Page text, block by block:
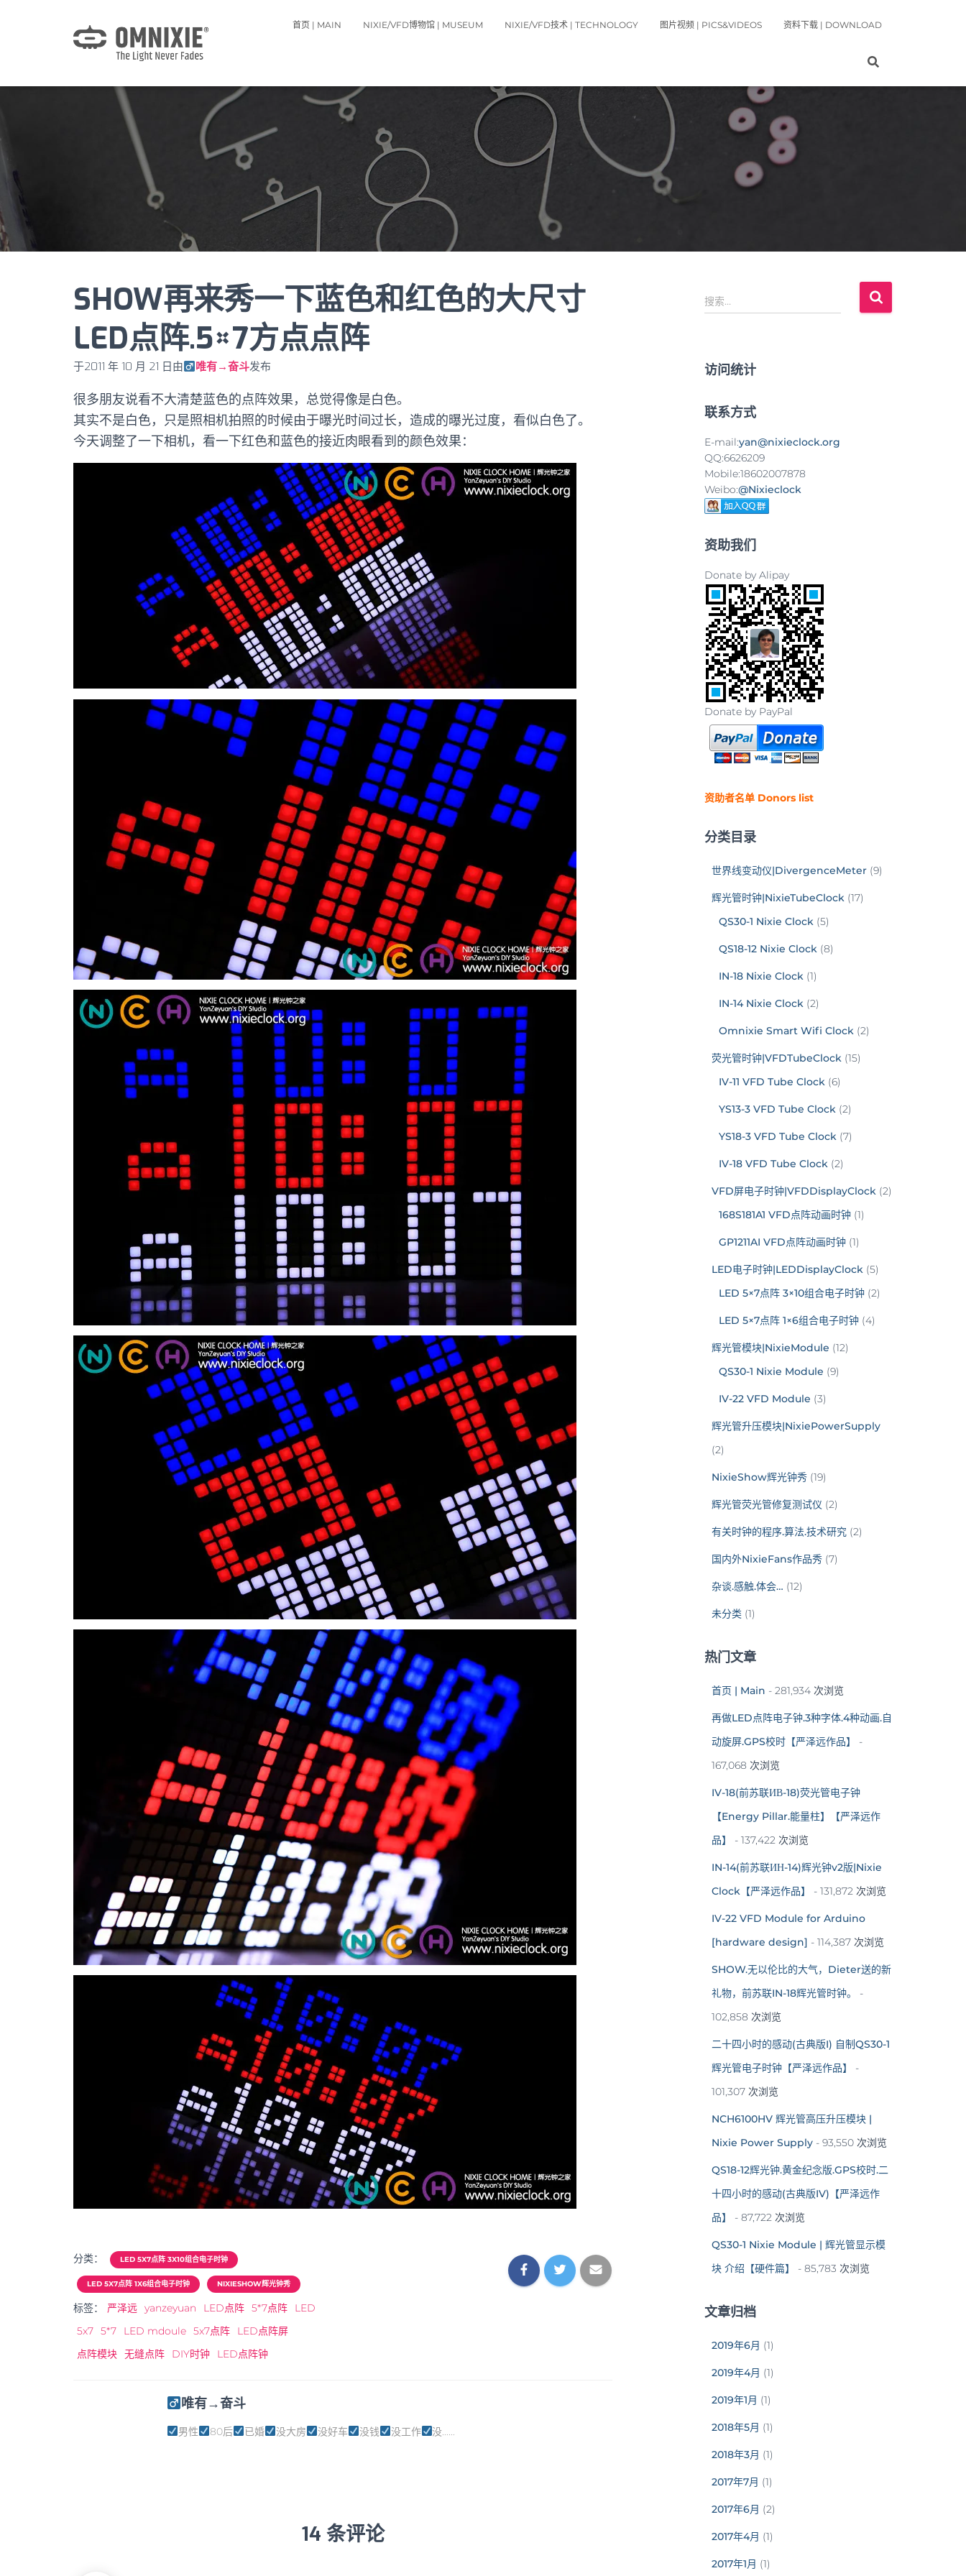
首页 | MAIN NIXIE/VFD博物馆 | MUSEUM NIXIE/VFD技术 | TECHNOLOGY 图片视频 | PICS&VIDEOS 资料下载 | DOWNLOAD
SHOW再来秀一下蓝色和红色的大尺寸
LED点阵.5×7方点点阵
于2011 年 10 月 21 日 由 唯有→奋斗发布
很多朋友说看不大清楚蓝色的点阵效果，总觉得像是白色。
其实不是白色，只是照相机拍照的时候由于曝光时间过长，造成的曝光过度，看似白色了。
今天调整了一下相机，看一下红色和蓝色的接近肉眼看到的颜色效果：
分类： LED 5X7点阵 3X10组合电子时钟
LED 5X7点阵 1X6组合电子时钟 NIXIESHOW辉光钟秀
标签： 严泽远 yanzeyuan LED点阵 5*7点阵
LED
5x7 5*7 LED mdoule 5x7点阵
LED点阵屏
点阵模块 无缝点阵 DIY时钟 LED点阵钟
唯有→奋斗
男性 80后 已婚 没大房 没好车 没钱 没工作 没......
14 条评论
搜
索
搜索…
访问统计
联系方式
E-mail:yan@nixieclock.org
QQ:6626209
Mobile:18602007878
Weibo:@Nixieclock
资助我们
Donate by Alipay
Donate by PayPal
资助者名单 Donors list
分类目录
世界线变动仪|DivergenceMeter(9)
辉光管时钟|NixieTubeClock(17)
QS30-1 Nixie Clock(5)
QS18-12 Nixie Clock(8)
IN-18 Nixie Clock(1)
IN-14 Nixie Clock(2)
Omnixie Smart Wifi Clock(2)
荧光管时钟|VFDTubeClock(15)
IV-11 VFD Tube Clock(6)
YS13-3 VFD Tube Clock(2)
YS18-3 VFD Tube Clock(7)
IV-18 VFD Tube Clock(2)
VFD屏电子时钟|VFDDisplayClock(2)
168S181A1 VFD点阵动画时钟(1)
GP1211AI VFD点阵动画时钟(1)
LED电子时钟|LEDDisplayClock(5)
LED 5×7点阵 3×10组合电子时钟(2)
LED 5×7点阵 1×6组合电子时钟(4)
辉光管模块|NixieModule (12)
QS30-1 Nixie Module (9)
IV-22 VFD Module (3)
辉光管升压模块|NixiePowerSupply
(2)
NixieShow辉光钟秀(19)
辉光管荧光管修复测试仪 (2)
有关时钟的程序.算法.技术研究(2)
国内外NixieFans作品秀(7)
杂谈.感触.体会… (12)
未分类(1)
热门文章
首页 | Main - 281,934 次浏览
再做LED点阵电子钟.3种字体.4种动画.自
动旋屏.GPS校时【严泽远作品】
-
167,068 次浏览
IV-18(前苏联ИВ-18)荧光管电子钟
【Energy Pillar.能量柱】【严泽远作
品】
- 137,422 次浏览
IN-14(前苏联ИН-14)辉光钟v2版|Nixie
Clock【严泽远作品】
- 131,872 次浏览
IV-22 VFD Module for Arduino
[hardware design] - 114,387 次浏览
SHOW.无以伦比的大气，Dieter送的新
礼物，前苏联IN-18辉光管时钟。
-
102,858 次浏览
二十四小时的感动(古典版I) 自制QS30-1
辉光管电子时钟【严泽远作品】
-
101,307 次浏览
NCH6100HV 辉光管高压升压模块 |
Nixie Power Supply- 93,550 次浏览
QS18-12辉光钟.黄金纪念版.GPS校时.二
十四小时的感动(古典版IV)【严泽远作
品】
- 87,722 次浏览
QS30-1 Nixie Module | 辉光管显示模
块 介绍【硬件篇】
- 85,783 次浏览
文章归档
2019年6月 (1)
2019年4月 (1)
2019年1月 (1)
2018年5月 (1)
2018年3月 (1)
2017年7月 (1)
2017年6月 (2)
2017年4月 (1)
2017年1月 (1)